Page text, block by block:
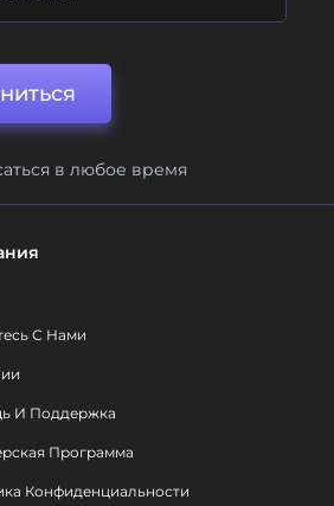
в любое время
С Нами
И Поддержка
Программа
Конфиденциальности